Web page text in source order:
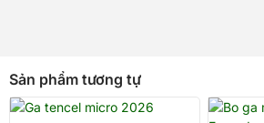
Sản phẩm tương tự
Giá
Giá